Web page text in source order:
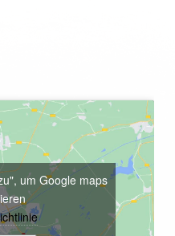
um Google maps